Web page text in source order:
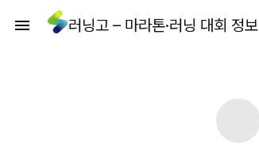
러닝고 – 마라톤·러닝 대회 정보